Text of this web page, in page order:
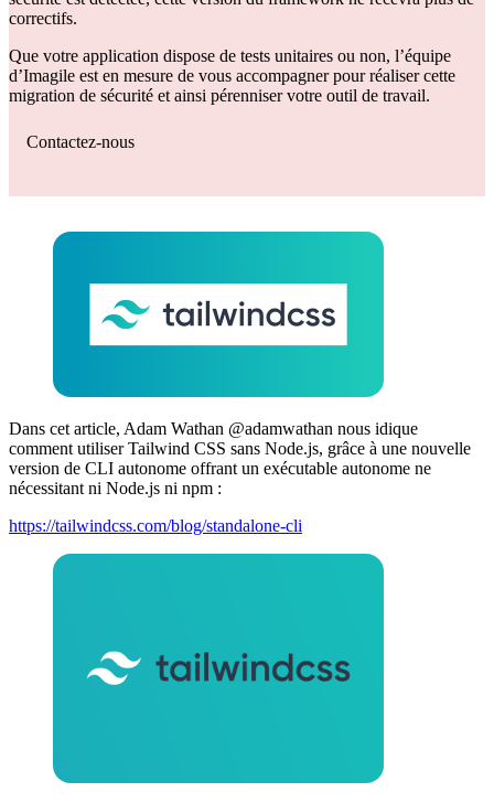
correctifs.
Que votre application dispose de tests unitaires ou non, l’équipe
d’Imagile est en mesure de vous accompagner pour réaliser cette
migration de sécurité et ainsi pérenniser votre outil de travail.
Contactez-nous
Dans cet article, Adam Wathan @adamwathan nous idique
comment utiliser Tailwind CSS sans Node.js, grâce à une nouvelle
version de CLI autonome offrant un exécutable autonome ne
nécessitant ni Node.js ni npm :
https://tailwindcss.com/blog/standalone-cli